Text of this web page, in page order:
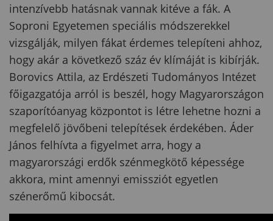
intenzívebb hatásnak vannak kitéve a fák. A
Soproni Egyetemen speciális módszerekkel
vizsgálják, milyen fákat érdemes telepíteni ahhoz,
hogy akár a következő száz év klímáját is kibírják.
Borovics Attila, az Erdészeti Tudományos Intézet
főigazgatója arról is beszél, hogy Magyarországon
szaporítóanyag központot is létre lehetne hozni a
megfelelő jövőbeni telepítések érdekében. Áder
János felhívta a figyelmet arra, hogy a
magyarországi erdők szénmegkötő képessége
akkora, mint amennyi emissziót egyetlen
szénerőmű kibocsát.